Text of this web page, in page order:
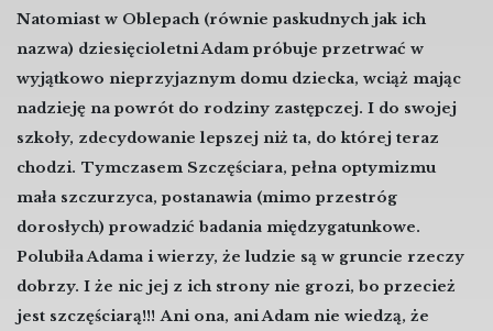
Natomiast w Oblepach (równie paskudnych jak ich
nazwa) dziesięcioletni Adam próbuje przetrwać w
wyjątkowo nieprzyjaznym domu dziecka, wciąż mając
nadzieję na powrót do rodziny zastępczej. I do swojej
szkoły, zdecydowanie lepszej niż ta, do której teraz
chodzi. Tymczasem Szczęściara, pełna optymizmu
mała szczurzyca, postanawia (mimo przestróg
dorosłych) prowadzić badania międzygatunkowe.
Polubiła Adama i wierzy, że ludzie są w gruncie rzeczy
dobrzy. I że nic jej z ich strony nie grozi, bo przecież
jest szczęściarą!!! Ani ona, ani Adam nie wiedzą, że